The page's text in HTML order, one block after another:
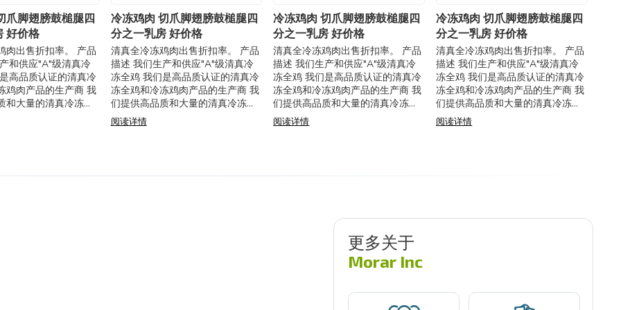
爪脚翅膀鼓槌腿四
好价格
肉出售折扣率。 产品
和供应"A"级清真冷
高品质认证的清真冷
鸡肉产品的生产商 我
和大量的清真冷冻全
冷冻鸡肉 切爪脚翅膀鼓槌腿四
分之一乳房 好价格
清真全冷冻鸡肉出售折扣率。 产品
描述 我们生产和供应"A"级清真冷
冻全鸡 我们是高品质认证的清真冷
冻全鸡和冷冻鸡肉产品的生产商 我
们提供高品质和大量的清真冷冻全
鸡和所有类型的冷冻鸡肉产品 特
点：清真冷冻整鸡 规格： - （按照
阅读详情
冷冻鸡肉 切爪脚翅膀鼓槌腿四
分之一乳房 好价格
清真全冷冻鸡肉出售折扣率。 产品
描述 我们生产和供应"A"级清真冷
冻全鸡 我们是高品质认证的清真冷
冻全鸡和冷冻鸡肉产品的生产商 我
们提供高品质和大量的清真冷冻全
鸡和所有类型的冷冻鸡肉产品 特
点：清真冷冻整鸡 规格： - （按照
阅读详情
冷冻鸡肉 切爪脚翅膀鼓槌腿四
分之一乳房 好价格
清真全冷冻鸡肉出售折扣率。 产品
描述 我们生产和供应"A"级清真冷
冻全鸡 我们是高品质认证的清真冷
冻全鸡和冷冻鸡肉产品的生产商 我
们提供高品质和大量的清真冷冻全
鸡和所有类型的冷冻鸡肉产品 特
点：清真冷冻整鸡 规格： - （按照
阅读详情
更多关于
Morar Inc